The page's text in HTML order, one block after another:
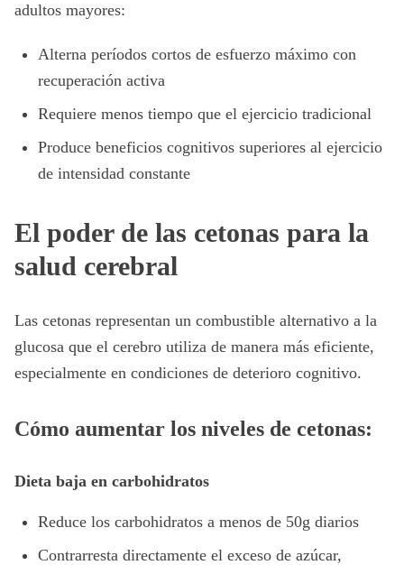
adultos mayores:
Alterna períodos cortos de esfuerzo máximo con
recuperación activa
Requiere menos tiempo que el ejercicio tradicional
Produce beneficios cognitivos superiores al ejercicio
de intensidad constante
El poder de las cetonas para la
salud cerebral
Las cetonas representan un combustible alternativo a la
glucosa que el cerebro utiliza de manera más eficiente,
especialmente en condiciones de deterioro cognitivo.
Cómo aumentar los niveles de cetonas:
Dieta baja en carbohidratos
Reduce los carbohidratos a menos de 50g diarios
Contrarresta directamente el exceso de azúcar,